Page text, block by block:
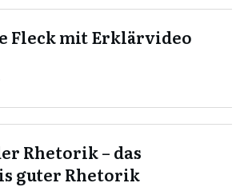
Fleck mit Erklärvideo
Rhetorik – das
guter Rhetorik